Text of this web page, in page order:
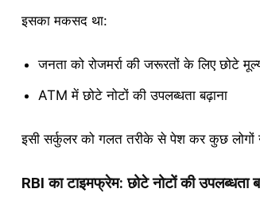
इसका मकसद था:
जनता को रोजमर्रा की जरूरतों के लिए छोटे
ATM में छोटे नोटों की उपलब्धता बढ़ाना
इसी सर्कुलर को गलत तरीके से पेश कर कुछ लोगों
RBI का टाइमफ्रेम: छोटे नोटों की उपलब्धता